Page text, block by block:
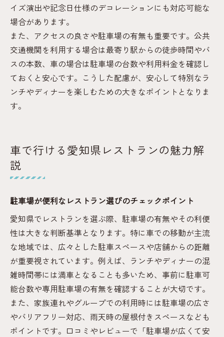
イズ演出や記念日仕様のデコレーションにも対応可能な
場合があります。
また、アクセスの良さや駐車場の有無も重要です。公共
交通機関を利用する場合は最寄り駅からの徒歩時間やバ
スの本数、車の場合は駐車場の台数や利用料金を確認し
ておくと安心です。こうした配慮が、安心して特別なラ
ンチやディナーを楽しむための大きなポイントとなりま
す。
車で行ける愛知県レストランの魅力解
説
駐車場が便利なレストラン選びのチェックポイント
愛知県でレストランを選ぶ際、駐車場の有無やその利便
性は大きな判断基準となります。特に車での移動が主流
な地域では、広々とした駐車スペースや店舗からの距離
が重要視されています。例えば、ランチやディナーの混
雑時間帯には満車となることも多いため、事前に駐車可
能台数や専用駐車場の有無を確認することが大切です。
また、家族連れやグループでの利用時には駐車場の広さ
やバリアフリー対応、雨天時の屋根付きスペースなども
ポイントです。口コミやレビューで「駐車場が広くて安